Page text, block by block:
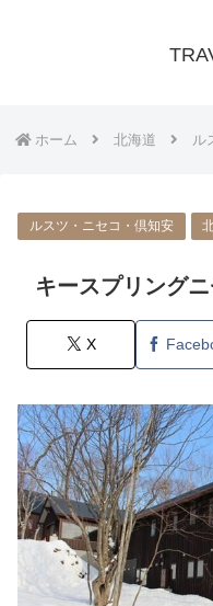
ホーム 北海道 ル
ルスツ・ニセコ・倶知安
キースプリングニ
X